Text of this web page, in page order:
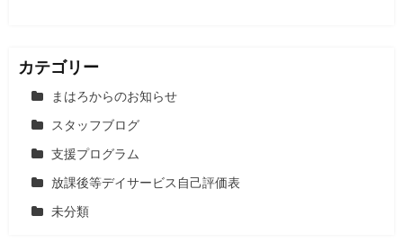
カテゴリー
まはろからのお知らせ
スタッフブログ
支援プログラム
放課後等デイサービス自己評価表
未分類